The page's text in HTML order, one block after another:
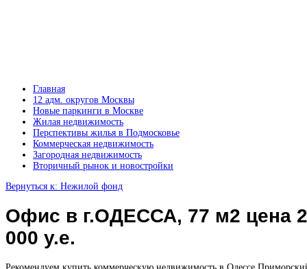
Главная
12 адм. округов Москвы
Новые паркинги в Москве
Жилая недвижимость
Перспективы жилья в Подмосковье
Коммерческая недвижимость
Загородная недвижимость
Вторичный рынок и новостройки
Вернуться к: Нежилой фонд
Офис в г.ОДЕССА, 77 м2 цена
000 у.е.
Рекомендуем купить коммерческую недвижимость в Одессе